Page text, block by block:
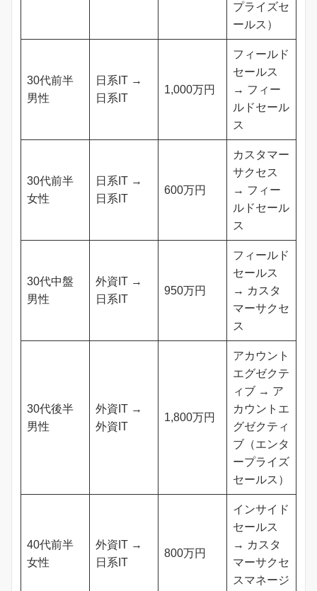
プライズセ
ールス）
30代前半
男性
日系IT →
日系IT
1,000万円
フィールド
セールス
→ フィー
ルドセール
ス
30代前半
女性
日系IT →
日系IT
600万円
カスタマー
サクセス
→ フィー
ルドセール
ス
30代中盤
男性
外資IT →
日系IT
950万円
フィールド
セールス
→ カスタ
マーサクセ
ス
30代後半
男性
外資IT →
外資IT
1,800万円
アカウント
エグゼクテ
ィブ → ア
カウントエ
グゼクティ
ブ（エンタ
ープライズ
セールス）
40代前半
女性
外資IT →
日系IT
800万円
インサイド
セールス
→ カスタ
マーサクセ
スマネージ